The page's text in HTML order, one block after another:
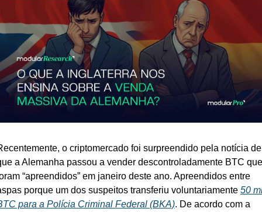
o criptomercado foi surpreendido pela notícia de
a Alemanha passou a vender descontroladamente BTC que
“apreendidos” em janeiro deste ano. Apreendidos entre
porque um dos suspeitos transferiu voluntariamente 50
para a Polícia Criminal Federal (BKA). De acordo com a